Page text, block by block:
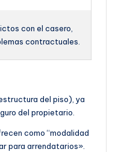
con el casero,
contractuales.
del piso), ya
del propietario.
como “modalidad
para arrendatarios».